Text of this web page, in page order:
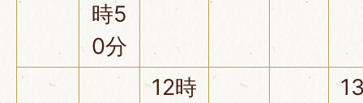
時5
0分
12時